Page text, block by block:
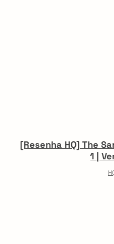
[Resenha HQ] The
1 |